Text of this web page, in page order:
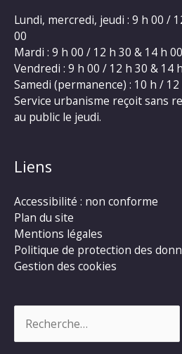
Lundi, mercredi, jeudi : 9 h 00 /
00
Mardi : 9 h 00 / 12 h 30 & 14 h
Vendredi : 9 h 00 / 12 h 30 & 14
Samedi (permanence) : 10 h / 12
Service urbanisme reçoit sans
au public le jeudi.
Liens
Accessibilité : non conforme
Plan du site
Mentions légales
Politique de protection des
Gestion des cookies